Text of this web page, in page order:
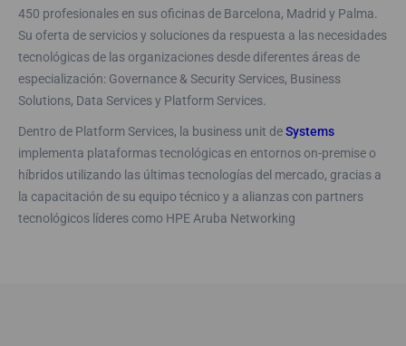
450 profesionales en sus oficinas de Barcelona, Madrid y Palma.
Su oferta de servicios y soluciones da respuesta a las necesidades
tecnológicas de las organizaciones desde diferentes áreas de
especialización: Governance & Security Services, Business
Solutions, Data Services y Platform Services.
Dentro de Platform Services, la business unit deSystems
implementa plataformas tecnológicas en entornos on-premise o
híbridos utilizando las últimas tecnologías del mercado, gracias a
la capacitación de su equipo técnico y a alianzas con partners
tecnológicos líderes como HPE Aruba Networking